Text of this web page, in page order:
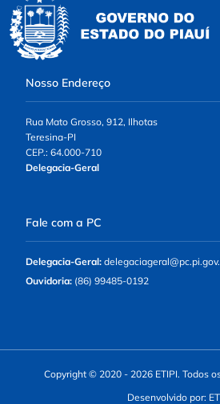
Nosso Endereço
Rua Mato Grosso, 912, Ilhotas
Teresina-PI
CEP.: 64.000-710
Delegacia-Geral
Fale com a PC
Delegacia-Geral:
Ouvidoria: (86) 99485-0192
Copyright © 2020 - 2026 ETIPI. Todos
Desenvolvido por: